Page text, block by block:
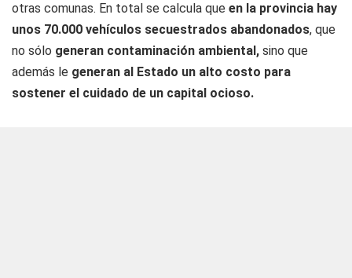
otras comunas. En total se calcula que en la provincia hay
unos 70.000 vehículos secuestrados abandonados, que
no sólo generan contaminación ambiental, sino que
además le generan al Estado un alto costo para
sostener el cuidado de un capital ocioso.